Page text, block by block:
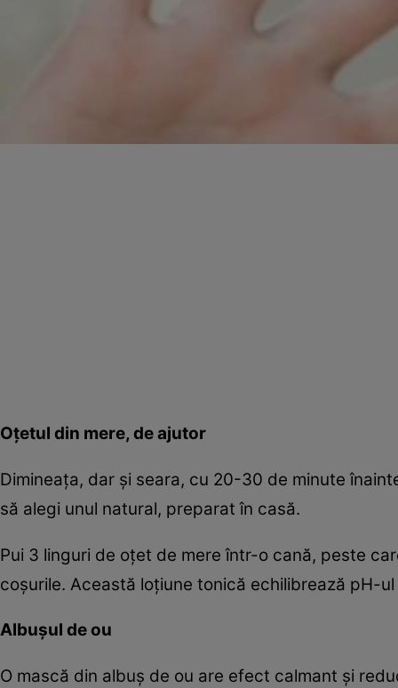
Oţetul din mere, de ajutor
Dimineaţa, dar şi seara, cu 20-30 de minute
să alegi unul natural, preparat în casă.
Pui 3 linguri de oţet de mere într-o cană, peste
coşurile. Această loţiune tonică echilibrează pH-
Albuşul de ou
O mască din albuş de ou are efect calmant şi